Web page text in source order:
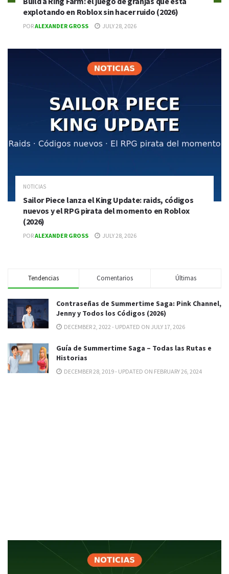
explotando en Roblox sin hacer ruido (2026)
PORALEXANDER GROSS JULY 28, 2026
NOTICIAS
Sailor Piece lanza el King Update: raids, códigos
nuevos y el RPG pirata del momento en Roblox
(2026)
PORALEXANDER GROSS JULY 28, 2026
Tendencias Comentarios Últimas
Contraseñas de Summertime Saga: Pink Channel,
Jenny y Todos los Códigos (2026)
DECEMBER 2, 2022 - UPDATED ON JULY 17, 2026
Guía de Summertime Saga – Todas las Rutas e
Historias
DECEMBER 28, 2019 - UPDATED ON FEBRUARY 26, 2024